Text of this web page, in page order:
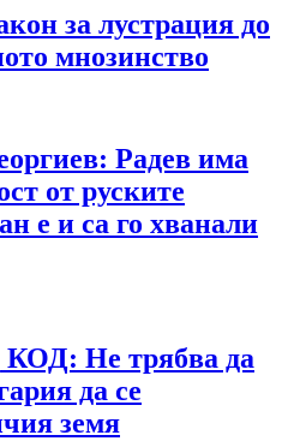
за лустрация до
мнозинство
Радев има
от руските
е и са го хванали
Не трябва да
да се
земя